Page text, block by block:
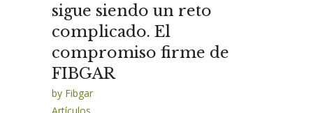
sigue siendo un reto
complicado. El
compromiso firme de
FIBGAR
by Fibgar